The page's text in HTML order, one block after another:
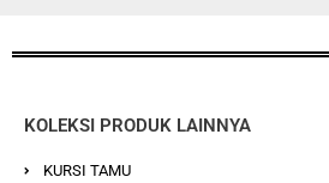
KOLEKSI PRODUK LAINNYA
KURSI TAMU